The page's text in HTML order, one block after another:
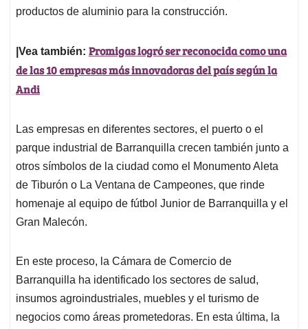
productos de aluminio para la construcción.
|Vea también: Promigas logró ser reconocida como una
de las 10 empresas más innovadoras del país según la
Andi
Las empresas en diferentes sectores, el puerto o el
parque industrial de Barranquilla crecen también junto a
otros símbolos de la ciudad como el Monumento Aleta
de Tiburón o La Ventana de Campeones, que rinde
homenaje al equipo de fútbol Junior de Barranquilla y el
Gran Malecón.
En este proceso, la Cámara de Comercio de
Barranquilla ha identificado los sectores de salud,
insumos agroindustriales, muebles y el turismo de
negocios como áreas prometedoras. En esta última, la